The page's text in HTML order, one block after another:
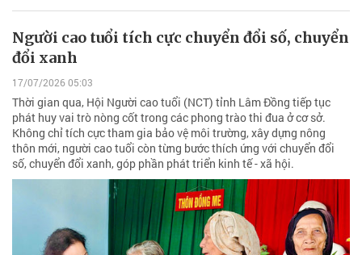
Người cao tuổi tích cực chuyển đổi số, chuyển
đổi xanh
17/07/2026 05:03
Thời gian qua, Hội Người cao tuổi (NCT) tỉnh Lâm Đồng tiếp tục
phát huy vai trò nòng cốt trong các phong trào thi đua ở cơ sở.
Không chỉ tích cực tham gia bảo vệ môi trường, xây dựng nông
thôn mới, người cao tuổi còn từng bước thích ứng với chuyển đổi
số, chuyển đổi xanh, góp phần phát triển kinh tế - xã hội.